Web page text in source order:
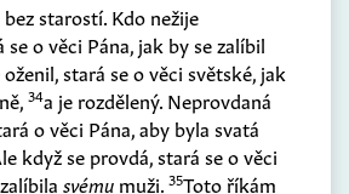
starostí. Kdo nežije
o věci Pána, jak by se zalíbil
stará se o věci světské, jak
34a je rozdělený. Neprovdaná
o věci Pána, aby byla svatá
když se provdá, stará se o věci
svému muži. 35Toto říkám